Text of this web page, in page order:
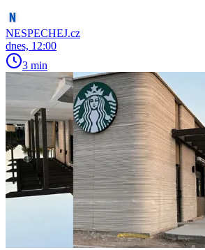
NESPECHEJ.cz
dnes, 12:00
3 min